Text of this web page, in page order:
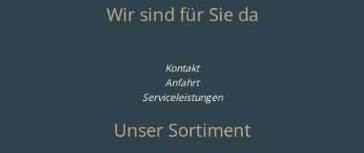
Wir sind für Sie da
Kontakt
Anfahrt
Serviceleistungen
Unser Sortiment